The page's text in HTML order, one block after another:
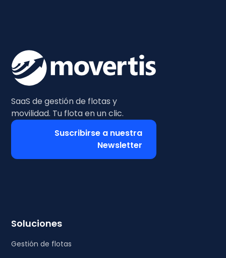
SaaS de gestión de flotas y
movilidad. Tu flota en un clic.
Suscribirse a nuestra
Newsletter
Soluciones
Gestión de flotas